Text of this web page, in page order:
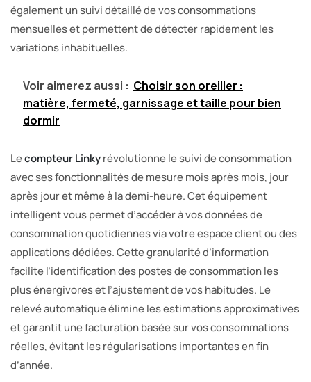
également un suivi détaillé de vos consommations
mensuelles et permettent de détecter rapidement les
variations inhabituelles.
Voir aimerez aussi : Choisir son oreiller :
matière, fermeté, garnissage et taille pour bien
dormir
Lecompteur Linkyrévolutionne le suivi de consommation
avec ses fonctionnalités de mesure mois après mois, jour
après jour et même à la demi-heure. Cet équipement
intelligent vous permet d’accéder à vos données de
consommation quotidiennes via votre espace client ou des
applications dédiées. Cette granularité d’information
facilite l’identification des postes de consommation les
plus énergivores et l’ajustement de vos habitudes. Le
relevé automatique élimine les estimations approximatives
et garantit une facturation basée sur vos consommations
réelles, évitant les régularisations importantes en fin
d’année.